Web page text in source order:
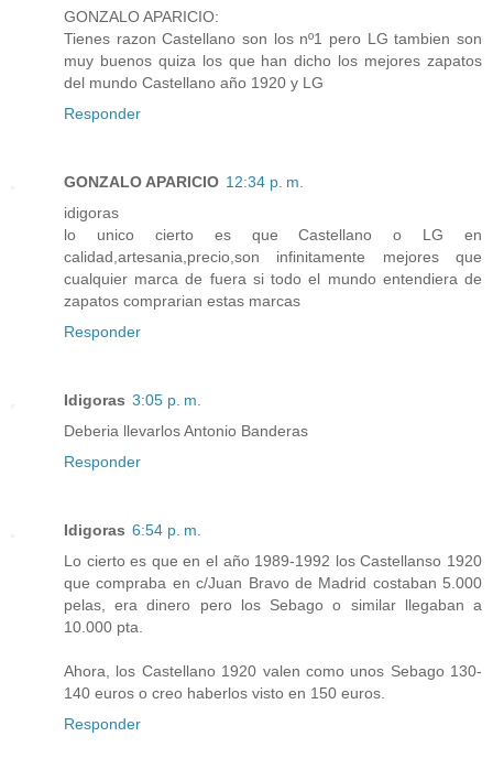
GONZALO APARICIO:
Tienes razon Castellano son los nº1 pero LG tambien son
muy buenos quiza los que han dicho los mejores zapatos
del mundo Castellano año 1920 y LG
Responder
GONZALO APARICIO 12:34 p. m.
idigoras
lo unico cierto es que Castellano o LG en
calidad,artesania,precio,son infinitamente mejores que
cualquier marca de fuera si todo el mundo entendiera de
zapatos comprarian estas marcas
Responder
Idigoras 3:05 p. m.
Deberia llevarlos Antonio Banderas
Responder
Idigoras 6:54 p. m.
Lo cierto es que en el año 1989-1992 los Castellanso 1920
que compraba en c/Juan Bravo de Madrid costaban 5.000
pelas, era dinero pero los Sebago o similar llegaban a
10.000 pta.
Ahora, los Castellano 1920 valen como unos Sebago 130-
140 euros o creo haberlos visto en 150 euros.
Responder